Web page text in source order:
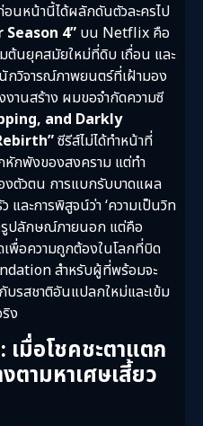
นหน้านี้ได้ผลักดันตัวละครไป
4” บน Netflix คือ
ต้นยุคสมัยใหม่ที่ดิบ เถื่อน และ
กวิจารณ์ภาพยนตร์ที่เฝ้ามอง
านสร้าง ผมขอจำกัดความซี
and Darkly
ซีรีส์ไม่ได้ทำหน้าที่
หักพังของสงคราม แต่ทำ
งตัวตน การแบกรับบาดแผล
ละการพิสูจน์ว่า ‘ความเป็นวิท
รูปลักษณ์ภายนอก แต่คือ
พื่อความถูกต้องในโลกที่บิด
สำหรับผู้ที่พร้อมจะ
บรสชาติอันแปลกใหม่และเข้ม
ง
มื่อโชคชะตาแตก
ตามหาเศษเสี้ยว